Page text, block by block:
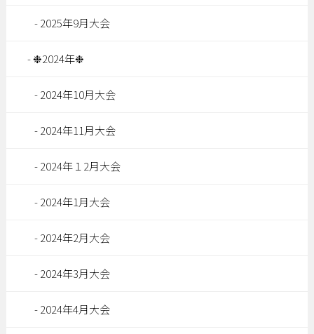
2025年9月大会
❉2024年❉
2024年10月大会
2024年11月大会
2024年１2月大会
2024年1月大会
2024年2月大会
2024年3月大会
2024年4月大会